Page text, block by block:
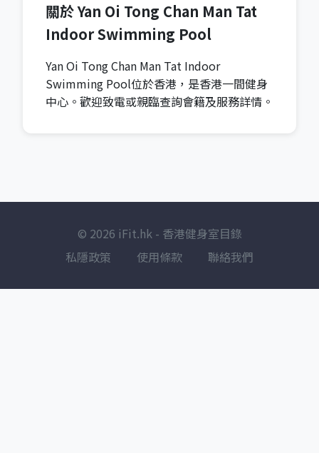
關於 Yan Oi Tong Chan Man Tat
Indoor Swimming Pool
Yan Oi Tong Chan Man Tat Indoor
Swimming Pool位於香港，是香港一間健身
中心。歡迎致電或親臨查詢會籍及服務詳情。
© 2026 iFit.hk - 香港健身室目錄
私隱政策
使用條款 聯絡我們